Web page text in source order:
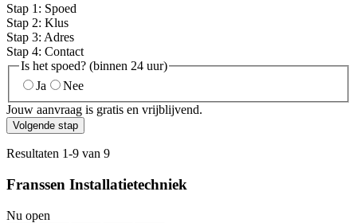
Stap 1 : Spoed
Stap 2: Klus
Stap 3: Adres
Stap 4: Contact
Is het spoed? (binnen 24 uur)
Ja
Nee
Jouw aanvraag is gratis en vrijblijvend.
Volgende stap
Resultaten 1-9 van 9
Franssen Installatietechniek
Nu open